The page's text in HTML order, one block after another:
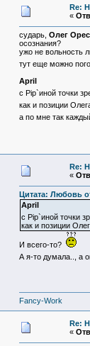
Re:
«
сударь, Олег
осознания?
ужо не вольность
тут еще можно
April
с Pip`иной точки
как и позиции
а по мне так
Re:
«
Цитата: Любовь
April
с Pip`иной точки
как и позиции
И всего-то?
А я-то думала.., а
Fancy-Work
Re:
«